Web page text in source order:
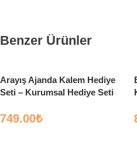
Benzer Ürünler
Arayış Ajanda Kalem Hediye
Seti – Kurumsal Hediye Seti
749.00₺